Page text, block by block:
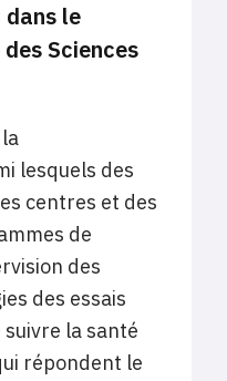
le
Sciences
lesquels des
centres et des
de
des
des essais
la santé
répondent le